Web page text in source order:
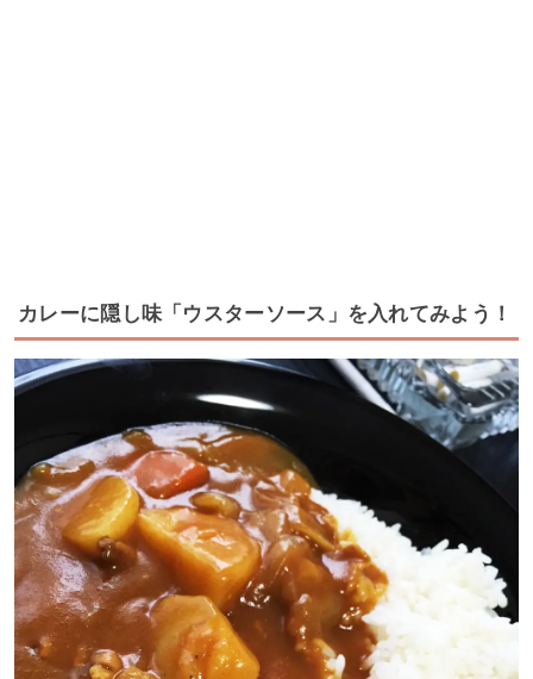
カレーに隠し味「ウスターソース」を入れてみよう！